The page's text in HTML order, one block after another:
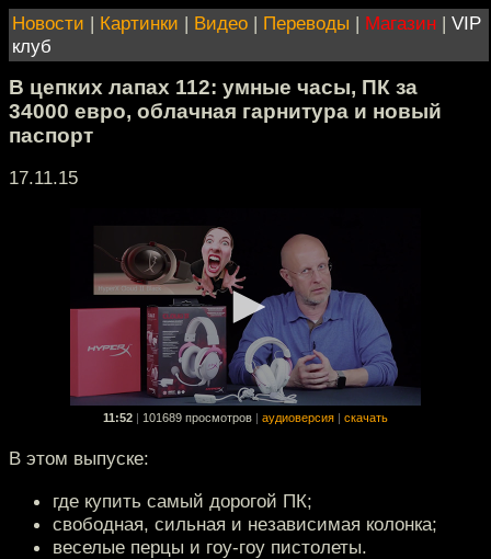
Новости | Картинки | Видео | Переводы | Магазин | VIP
клуб
В цепких лапах 112: умные часы, ПК за
34000 евро, облачная гарнитура и новый
паспорт
17.11.15
11:52 101689 просмотров аудиоверсия скачать
В этом выпуске:
где купить самый дорогой ПК;
свободная, сильная и независимая колонка;
веселые перцы и гоу-гоу пистолеты.